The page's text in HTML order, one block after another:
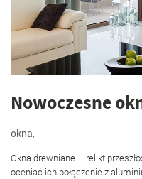
Nowoczesne
okna,
Okna drewniane – relikt
oceniać ich połączenie z